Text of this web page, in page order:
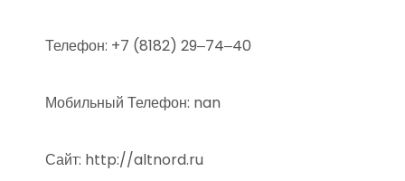
Телефон: +7 (8182) 29‒74‒40
Мобильный Телефон: nan
Сайт: http://altnord.ru